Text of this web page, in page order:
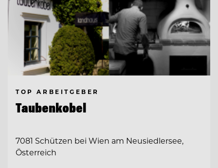
TOP ARBEITGEBER
Taubenkobel
7081 Schützen bei Wien am Neusiedlersee,
Österreich